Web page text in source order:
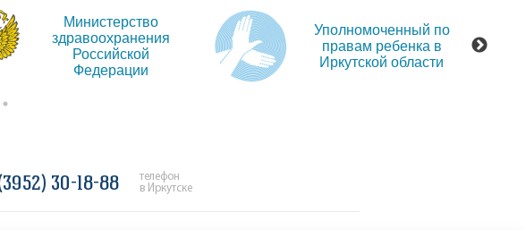
Министерство
здравоохранения
Российской
Федерации
Уполномоченный по
правам ребенка в
Иркутской области
30-18-88
телефон
в Иркутске